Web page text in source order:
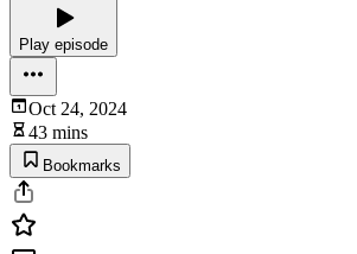
Play episode
Oct 24, 2024
43 mins
Bookmarks